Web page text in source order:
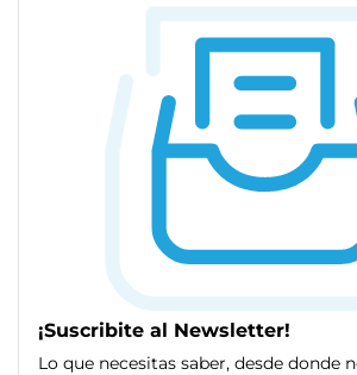
¡Suscribite al Newsletter!
Lo que necesitas saber, desde donde